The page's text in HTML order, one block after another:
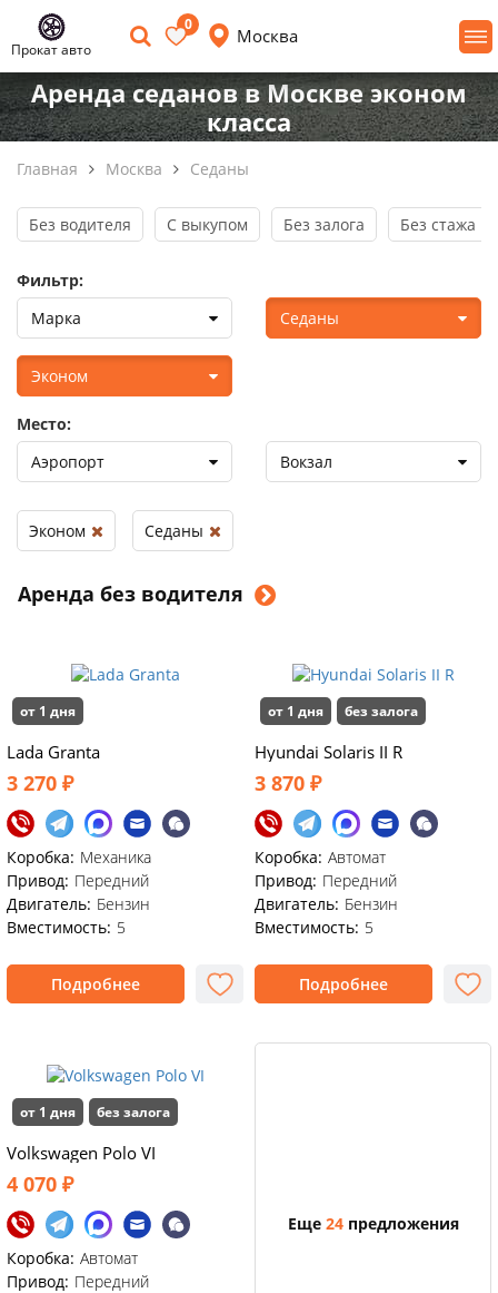
Прокат авто
0
Москва
Аренда седанов в Москве эконом
класса
Главная Москва Седаны
Аренда без водителя
от 1 дня
Lada Granta
3 270 ₽
Коробка: Механика
Привод: Передний
Двигатель: Бензин
Вместимость: 5
Подробнее
от 1 дня без залога
Hyundai Solaris II R
3 870 ₽
Коробка: Автомат
Привод: Передний
Двигатель: Бензин
Вместимость: 5
Подробнее
от 1 дня без залога
Volkswagen Polo VI
4 070 ₽
Коробка: Автомат
Привод: Передний
Еще 24предложения
Без водителя С выкупом Без залога Без стажа
Фильтр:
Марка
Седаны
Эконом
Место:
Аэропорт
Вокзал
Эконом Седаны